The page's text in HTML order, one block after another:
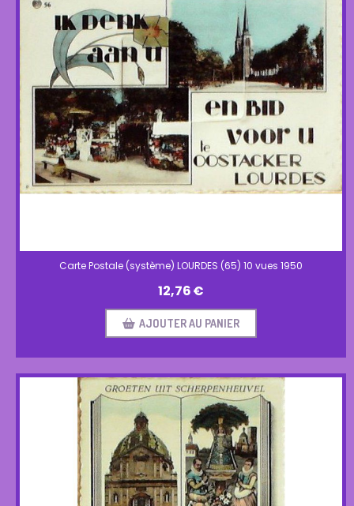
Carte Postale (système) LOURDES (65) 10 vues 1950
12,76€
AJOUTER AU PANIER